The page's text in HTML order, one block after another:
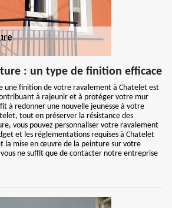
: un type de finition efficace
une finition de votre ravalement à Chatelet est
à rajeunir et à protéger votre mur
à redonner une nouvelle jeunesse à votre
tout en préserver la résistance des
vous pouvez personnaliser votre ravalement
et les réglementations requises à Chatelet
la mise en œuvre de la peinture sur votre
ne suffit que de contacter notre entreprise